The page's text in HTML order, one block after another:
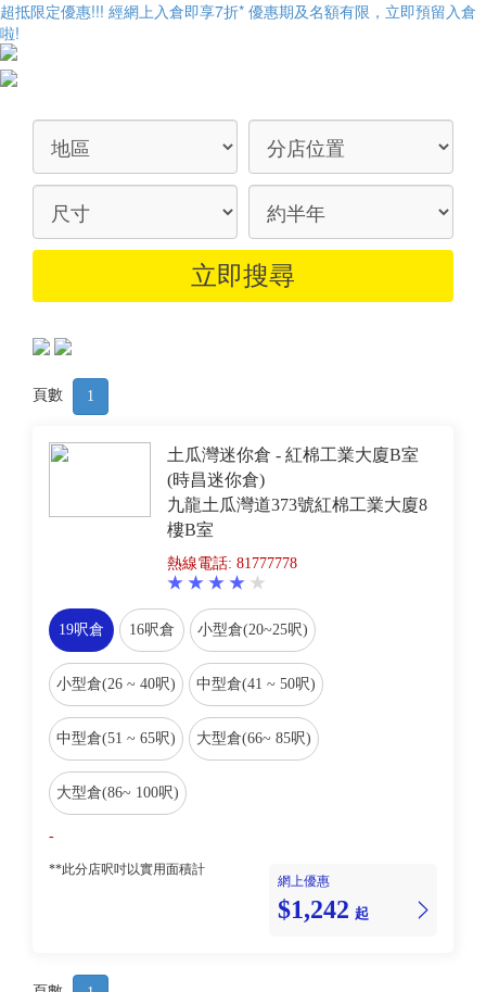
超抵限定優惠!!! 經網上入倉即享7折* 優惠期及名額有限，立即預留入倉
啦!
頁數 1
土瓜灣迷你倉 - 紅棉工業大廈B室
(時昌迷你倉)
九龍土瓜灣道373號紅棉工業大廈8
樓B室
熱線電話: 81777778
19呎倉 16呎倉 小型倉(20~25呎)
小型倉(26 ~ 40呎) 中型倉(41 ~ 50呎)
中型倉(51 ~ 65呎) 大型倉(66~ 85呎)
大型倉(86~ 100呎)
-
**此分店呎吋以實用面積計
網上優惠
$1,242 起